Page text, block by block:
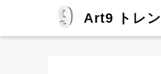
Art9 トレ